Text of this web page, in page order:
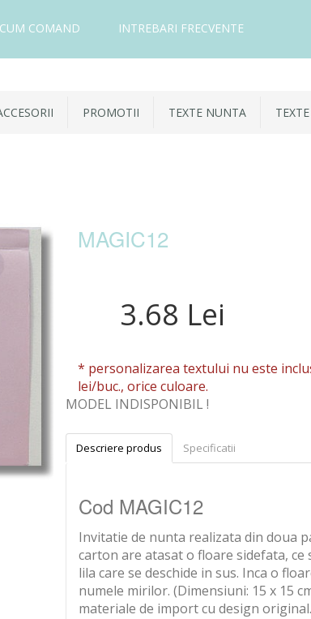
CUM COMAND INTREBARI FRECVENTE
PROMOTII TEXTE NUNTA
MAGIC12
3.68 Lei
* personalizarea textului nu este
lei/buc., orice culoare.
MODEL INDISPONIBIL !
Descriere produs Specificatii
Cod MAGIC12
Invitatie de nunta realizata din doua
carton are atasat o floare sidefata, ce
lila care se deschide in sus. Inca o
numele mirilor. (Dimensiuni: 15 x 15
materiale de import cu design